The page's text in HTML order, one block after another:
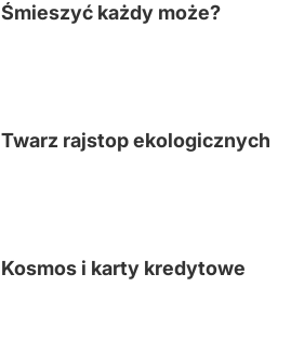
Śmieszyć każdy może?
Twarz rajstop ekologicznych
Kosmos i karty kredytowe